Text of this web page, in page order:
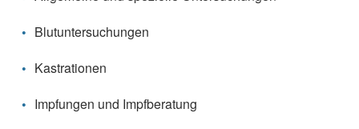
Blutuntersuchungen
Kastrationen
Impfungen und Impfberatung